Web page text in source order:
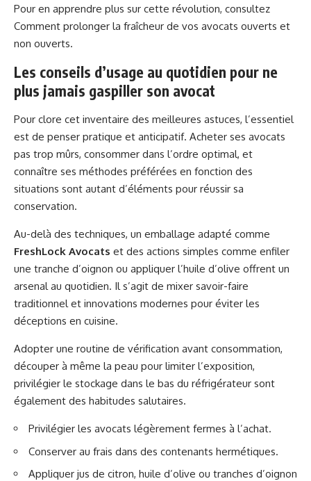
Pour en apprendre plus sur cette révolution, consultez
Comment prolonger la fraîcheur de vos avocats ouverts et
non ouverts.
Les conseils d’usage au quotidien pour ne
plus jamais gaspiller son avocat
Pour clore cet inventaire des meilleures astuces, l’essentiel
est de penser pratique et anticipatif. Acheter ses avocats
pas trop mûrs, consommer dans l’ordre optimal, et
connaître ses méthodes préférées en fonction des
situations sont autant d’éléments pour réussir sa
conservation.
Au-delà des techniques, un emballage adapté comme
FreshLock Avocats et des actions simples comme enfiler
une tranche d’oignon ou appliquer l’huile d’olive offrent un
arsenal au quotidien. Il s’agit de mixer savoir-faire
traditionnel et innovations modernes pour éviter les
déceptions en cuisine.
Adopter une routine de vérification avant consommation,
découper à même la peau pour limiter l’exposition,
privilégier le stockage dans le bas du réfrigérateur sont
également des habitudes salutaires.
Privilégier les avocats légèrement fermes à l’achat.
Conserver au frais dans des contenants hermétiques.
Appliquer jus de citron, huile d’olive ou tranches d’oignon